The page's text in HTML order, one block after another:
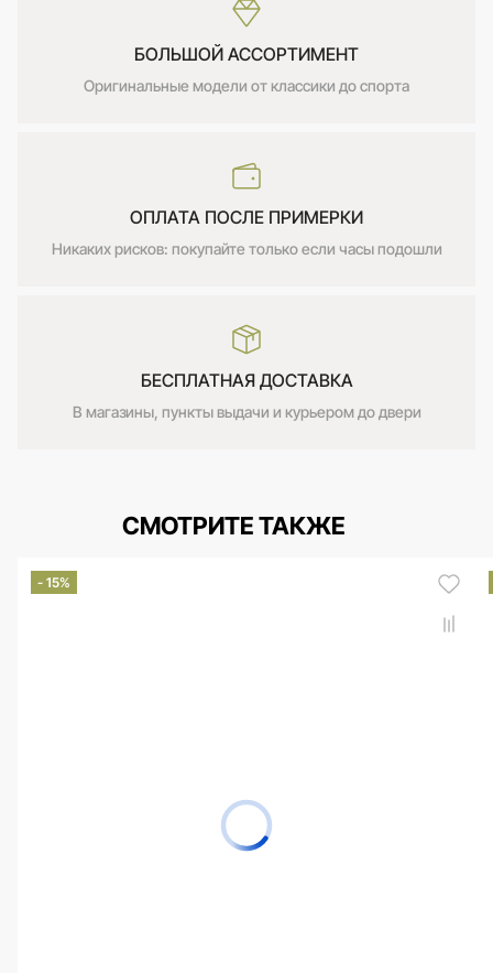
БОЛЬШОЙ АССОРТИМЕНТ
Оригинальные модели от классики до спорта
ОПЛАТА ПОСЛЕ ПРИМЕРКИ
Никаких рисков: покупайте только если часы подошли
БЕСПЛАТНАЯ ДОСТАВКА
В магазины, пункты выдачи и курьером до двери
СМОТРИТЕ ТАКЖЕ
- 15%